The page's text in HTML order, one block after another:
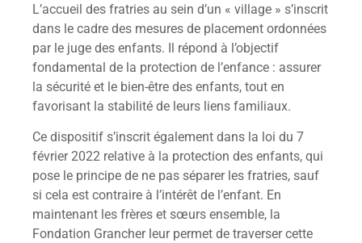
L’accueil des fratries au sein d’un « village » s’inscrit
dans le cadre des mesures de placement ordonnées
par le juge des enfants. Il répond à l’objectif
fondamental de la protection de l’enfance : assurer
la sécurité et le bien-être des enfants, tout en
favorisant la stabilité de leurs liens familiaux.
Ce dispositif s’inscrit également dans la loi du 7
février 2022 relative à la protection des enfants, qui
pose le principe de ne pas séparer les fratries, sauf
si cela est contraire à l’intérêt de l’enfant. En
maintenant les frères et sœurs ensemble, la
Fondation Grancher leur permet de traverser cette